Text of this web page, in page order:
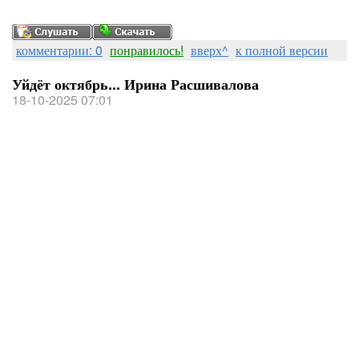
комментарии: 0 понравилось! вверх^ к полной версии
Уйдёт октябрь... Ирина Расшивалова
18-10-2025 07:01